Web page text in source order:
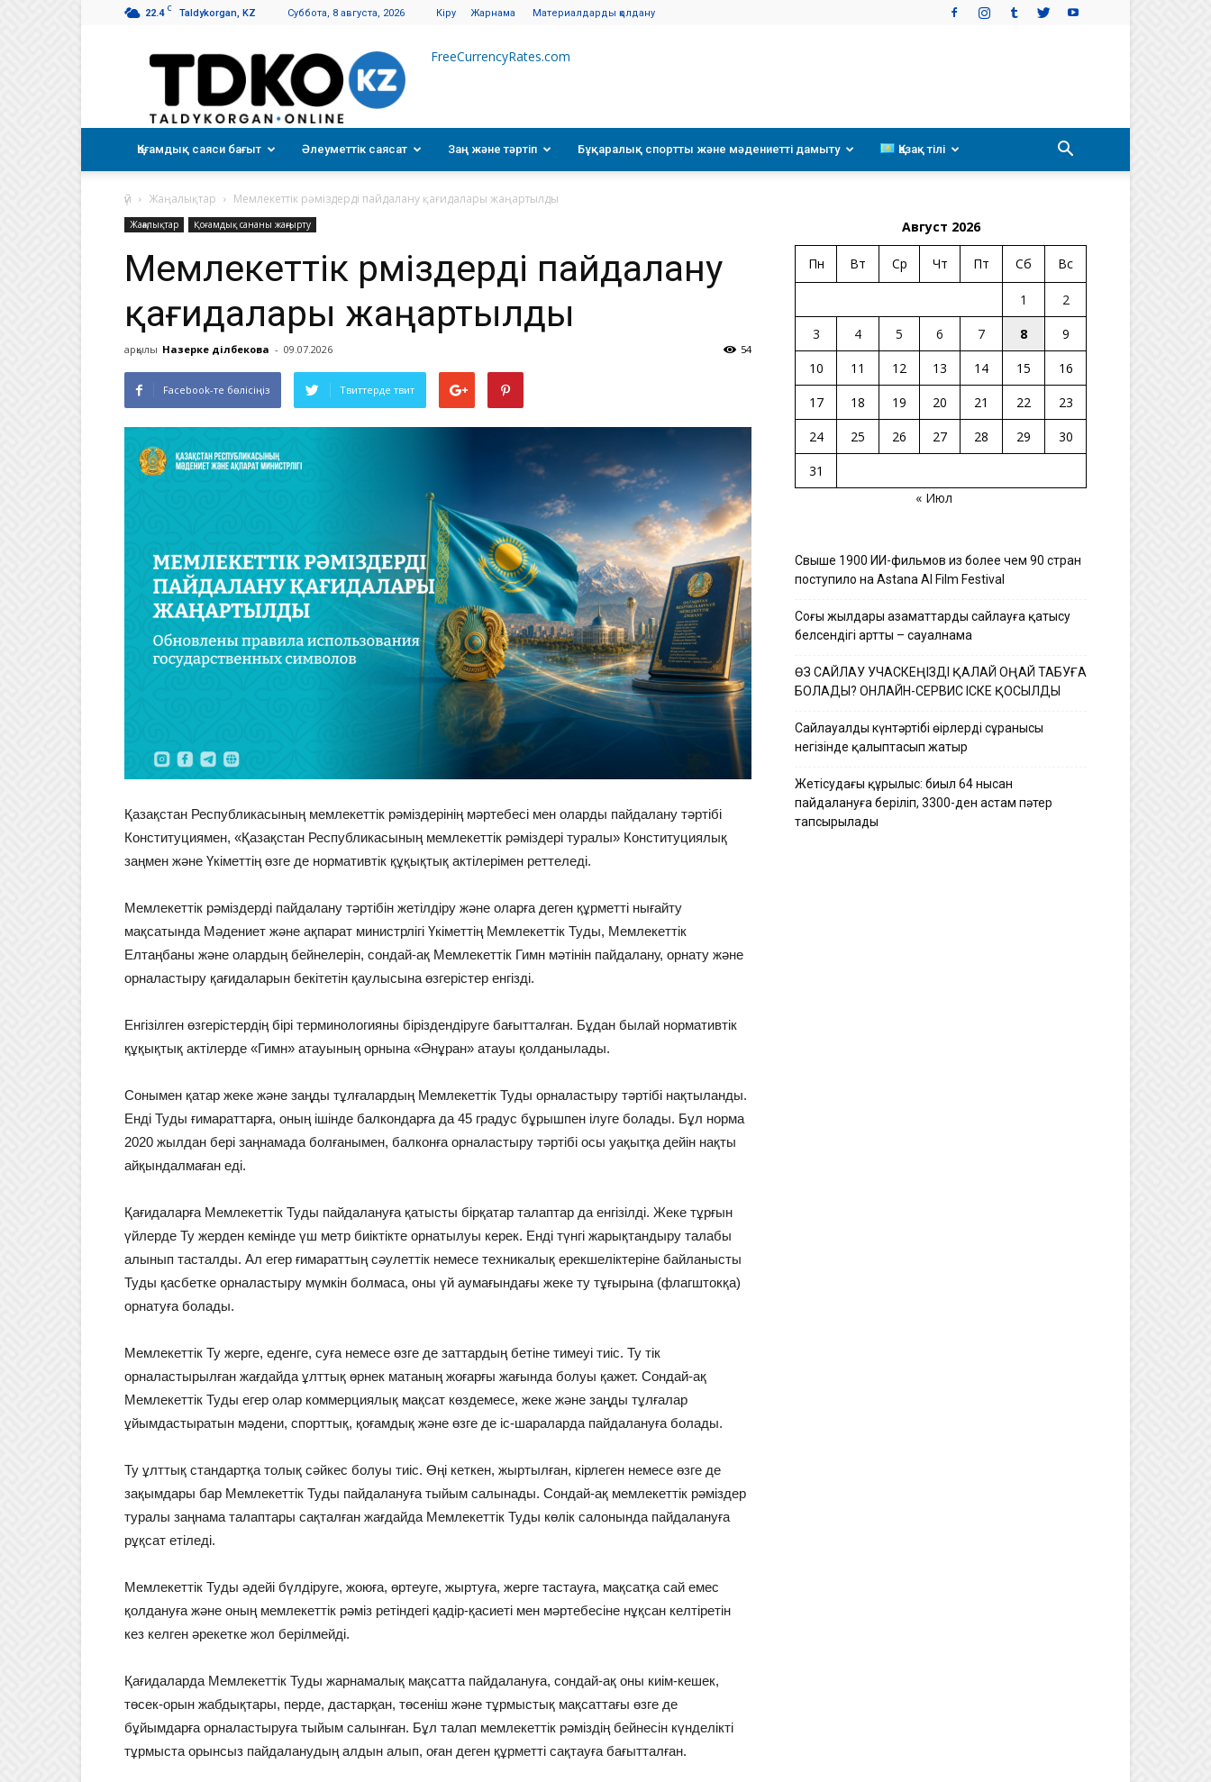
22.4 C Taldykorgan, KZ Суббота, 8 августа, 2026 Кіру Жарнама Материалдарды қолдану
Талдықорған
FreeCurrencyRates.com
Қоғамдық саяси бағыт Әлеуметтік саясат Заң және тәртіп Бұқаралық спортты және мәдениетті дамыту Қазақ тілі
үй Жаңалықтар Мемлекеттік рәміздерді пайдалану қағидалары жаңартылды
Жаңалықтар Қоғамдық сананы жаңғырту
Мемлекеттік рәміздерді пайдалану
қағидалары жаңартылды
арқылы Назерке Әділбекова - 09.07.2026 54
Facebook-те бөлісіңіз Твиттерде твит
Қазақстан Республикасының мемлекеттік рәміздерінің мәртебесі мен оларды пайдалану тәртібі
Конституциямен, «Қазақстан Республикасының мемлекеттік рәміздері туралы» Конституциялық
заңмен және Үкіметтің өзге де нормативтік құқықтық актілерімен реттеледі.
Мемлекеттік рәміздерді пайдалану тәртібін жетілдіру және оларға деген құрметті нығайту
мақсатында Мәдениет және ақпарат министрлігі Үкіметтің Мемлекеттік Туды, Мемлекеттік
Елтаңбаны және олардың бейнелерін, сондай-ақ Мемлекеттік Гимн мәтінін пайдалану, орнату және
орналастыру қағидаларын бекітетін қаулысына өзгерістер енгізді.
Енгізілген өзгерістердің бірі терминологияны біріздендіруге бағытталған. Бұдан былай нормативтік
құқықтық актілерде «Гимн» атауының орнына «Әнұран» атауы қолданылады.
Сонымен қатар жеке және заңды тұлғалардың Мемлекеттік Туды орналастыру тәртібі нақтыланды.
Енді Туды ғимараттарға, оның ішінде балкондарға да 45 градус бұрышпен ілуге болады. Бұл норма
2020 жылдан бері заңнамада болғанымен, балконға орналастыру тәртібі осы уақытқа дейін нақты
айқындалмаған еді.
Қағидаларға Мемлекеттік Туды пайдалануға қатысты бірқатар талаптар да енгізілді. Жеке тұрғын
үйлерде Ту жерден кемінде үш метр биіктікте орнатылуы керек. Енді түнгі жарықтандыру талабы
алынып тасталды. Ал егер ғимараттың сәулеттік немесе техникалық ерекшеліктеріне байланысты
Туды қасбетке орналастыру мүмкін болмаса, оны үй аумағындағы жеке ту тұғырына (флагштокқа)
орнатуға болады.
Мемлекеттік Ту жерге, еденге, суға немесе өзге де заттардың бетіне тимеуі тиіс. Ту тік
орналастырылған жағдайда ұлттық өрнек матаның жоғарғы жағында болуы қажет. Сондай-ақ
Мемлекеттік Туды егер олар коммерциялық мақсат көздемесе, жеке және заңды тұлғалар
ұйымдастыратын мәдени, спорттық, қоғамдық және өзге де іс-шараларда пайдалануға болады.
Ту ұлттық стандартқа толық сәйкес болуы тиіс. Өңі кеткен, жыртылған, кірлеген немесе өзге де
зақымдары бар Мемлекеттік Туды пайдалануға тыйым салынады. Сондай-ақ мемлекеттік рәміздер
туралы заңнама талаптары сақталған жағдайда Мемлекеттік Туды көлік салонында пайдалануға
рұқсат етіледі.
Мемлекеттік Туды әдейі бүлдіруге, жоюға, өртеуге, жыртуға, жерге тастауға, мақсатқа сай емес
қолдануға және оның мемлекеттік рәміз ретіндегі қадір-қасиеті мен мәртебесіне нұқсан келтіретін
кез келген әрекетке жол берілмейді.
Қағидаларда Мемлекеттік Туды жарнамалық мақсатта пайдалануға, сондай-ақ оны киім-кешек,
төсек-орын жабдықтары, перде, дастарқан, төсеніш және тұрмыстық мақсаттағы өзге де
бұйымдарға орналастыруға тыйым салынған. Бұл талап мемлекеттік рәміздің бейнесін күнделікті
тұрмыста орынсыз пайдаланудың алдын алып, оған деген құрметті сақтауға бағытталған.
Август 2026
Пн Вт Ср Чт Пт Сб Вс
1
2
3
4 5 6 7 8
9
10
11 12 13 14 15
16
17
18 19 20 21 22
23
24
25 26 27 28 29
30
31
« Июл
Свыше 1900 ИИ-фильмов из более чем 90 стран
поступило на Astana AI Film Festival
Соңғы жылдары азаматтардың сайлауға қатысу
белсендігі артты – сауалнама
ӨЗ САЙЛАУ УЧАСКЕҢІЗДІ ҚАЛАЙ ОҢАЙ ТАБУҒА
БОЛАДЫ? ОНЛАЙН-СЕРВИС ІСКЕ ҚОСЫЛДЫ
Сайлауалды күнтәртібі өңірлердің сұранысы
негізінде қалыптасып жатыр
Жетісудағы құрылыс: биыл 64 нысан
пайдалануға беріліп, 3300-ден астам пәтер
тапсырылады